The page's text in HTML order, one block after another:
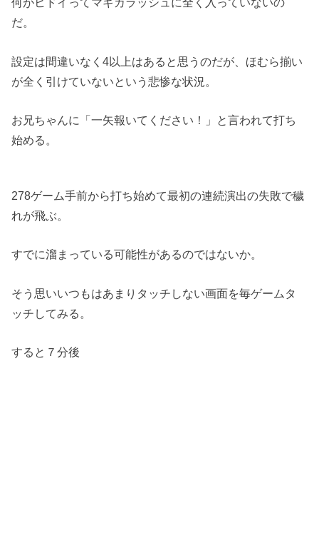
だ。
設定は間違いなく4以上はあると思うのだが、ほむら揃い
が全く引けていないという悲惨な状況。
お兄ちゃんに「一矢報いてください！」と言われて打ち
始める。
278ゲーム手前から打ち始めて最初の連続演出の失敗で穢
れが飛ぶ。
すでに溜まっている可能性があるのではないか。
そう思いいつもはあまりタッチしない画面を毎ゲームタ
ッチしてみる。
すると７分後